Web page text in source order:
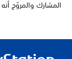
المشارك والمروّج أنه